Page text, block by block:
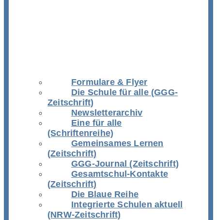
Formulare & Flyer
Die Schule für alle (GGG-
Zeitschrift)
Newsletterarchiv
Eine für alle
(Schriftenreihe)
Gemeinsames Lernen
(Zeitschrift)
GGG-Journal (Zeitschrift)
Gesamtschul-Kontakte
(Zeitschrift)
Die Blaue Reihe
Integrierte Schulen aktuell
(NRW-Zeitschrift)